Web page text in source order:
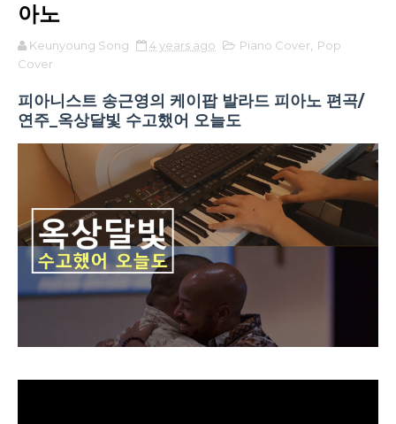
아노
Keunyoung Song 4 years ago Piano Cover
Pop
Cover
피아니스트 송근영의 케이팝 발라드 피아노 편곡/
연주_옥상달빛 수고했어 오늘도